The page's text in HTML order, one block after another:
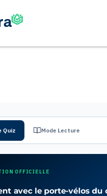
Quiz Mode Lecture
OFFICIELLE
avec le porte-vélos du